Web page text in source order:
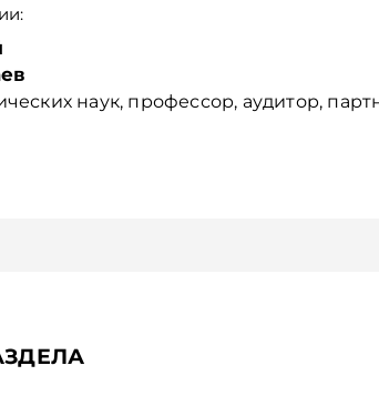
наук, профессор, аудитор,